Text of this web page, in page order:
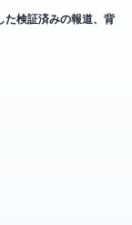
た検証済みの報道、背